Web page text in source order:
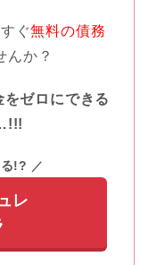
ぐ無料の債務
んか？
ゼロにできる
!?
レ